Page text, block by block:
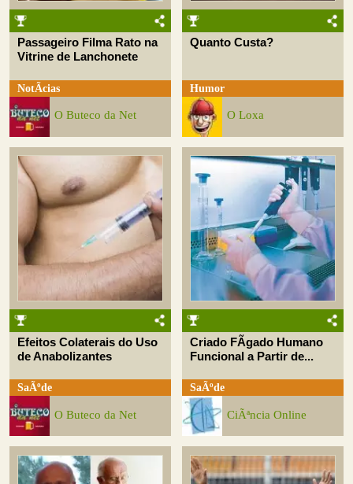
Passageiro Filma Rato na
Vitrine de Lanchonete
NotÃ­cias
O Buteco da Net
Quanto Custa?
Humor
O Loxa
Efeitos Colaterais do Uso
de Anabolizantes
SaÃºde
O Buteco da Net
Criado FÃ­gado Humano
Funcional a Partir de...
SaÃºde
CiÃªncia Online